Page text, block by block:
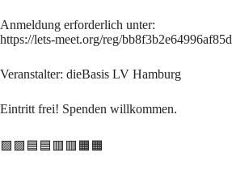
Anmeldung erforderlich unter:
https://lets-meet.org/reg/bb8f3b2e64996af85d
Veranstalter: dieBasis LV Hamburg
Eintritt frei! Spenden willkommen.
🟩🟩🟦🟦🟥🟥🟧🟧